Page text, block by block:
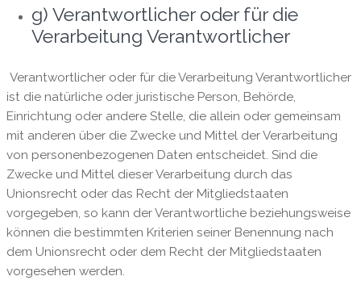
g) Verantwortlicher oder für die
Verarbeitung Verantwortlicher
Verantwortlicher oder für die Verarbeitung Verantwortlicher
ist die natürliche oder juristische Person, Behörde,
Einrichtung oder andere Stelle, die allein oder gemeinsam
mit anderen über die Zwecke und Mittel der Verarbeitung
von personenbezogenen Daten entscheidet. Sind die
Zwecke und Mittel dieser Verarbeitung durch das
Unionsrecht oder das Recht der Mitgliedstaaten
vorgegeben, so kann der Verantwortliche beziehungsweise
können die bestimmten Kriterien seiner Benennung nach
dem Unionsrecht oder dem Recht der Mitgliedstaaten
vorgesehen werden.